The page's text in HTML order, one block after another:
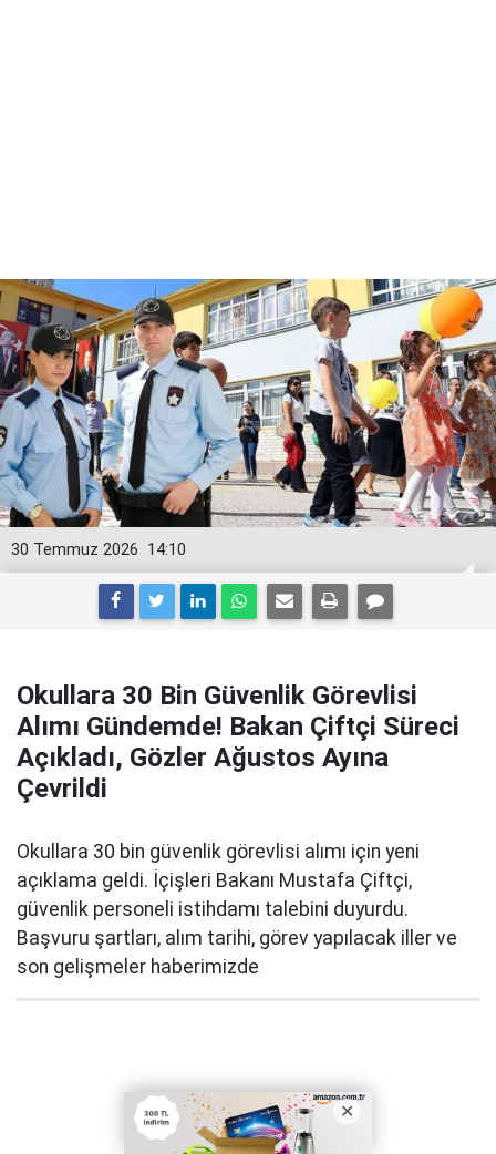
14:10
30 Temmuz 2026
Okullara 30 Bin Güvenlik Görevlisi
Alımı Gündemde! Bakan Çiftçi Süreci
Açıkladı, Gözler Ağustos Ayına
Çevrildi
Okullara 30 bin güvenlik görevlisi alımı için yeni
açıklama geldi. İçişleri Bakanı Mustafa Çiftçi,
güvenlik personeli istihdamı talebini duyurdu.
Başvuru şartları, alım tarihi, görev yapılacak iller ve
son gelişmeler haberimizde